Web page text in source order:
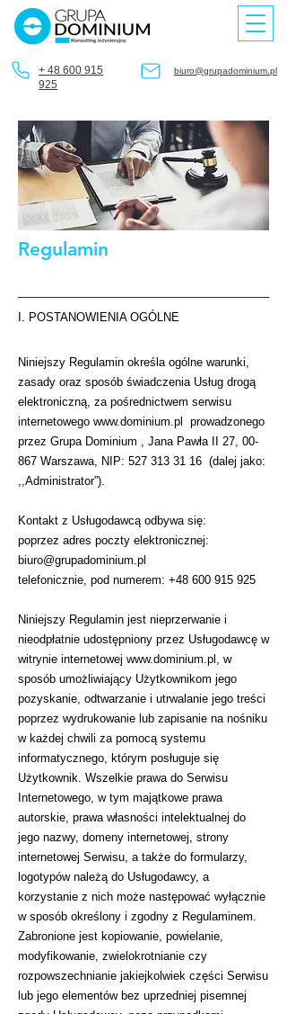
+ 48 600 915
925
biuro@grupadominium.pl
Regulamin
I. POSTANOWIENIA OGÓLNE
Niniejszy Regulamin określa ogólne warunki,
zasady oraz sposób świadczenia Usług drogą
elektroniczną, za pośrednictwem serwisu
internetowego www.dominium.pl
prowadzonego
przez Grupa Dominium , Jana Pawła II 27, 00-
867 Warszawa, NIP: 527 313 31 16 (dalej jako:
,,Administrator”).
Kontakt z Usługodawcą odbywa się:
poprzez adres poczty elektronicznej:
biuro@grupadominium.pl
telefonicznie, pod numerem: +48 600 915 925
Niniejszy Regulamin jest nieprzerwanie i
nieodpłatnie udostępniony przez Usługodawcę w
witrynie internetowej www.dominium.pl , w
sposób umożliwiający Użytkownikom jego
pozyskanie, odtwarzanie i utrwalanie jego treści
poprzez wydrukowanie lub zapisanie na nośniku
w każdej chwili za pomocą systemu
informatycznego, którym posługuje się
Użytkownik. Wszelkie prawa do Serwisu
Internetowego, w tym majątkowe prawa
autorskie, prawa własności intelektualnej do
jego nazwy, domeny internetowej, strony
internetowej Serwisu, a także do formularzy,
logotypów należą do Usługodawcy, a
korzystanie z nich może następować wyłącznie
w sposób określony i zgodny z Regulaminem.
Zabronione jest kopiowanie, powielanie,
modyfikowanie, zwielokrotnianie czy
rozpowszechnianie jakiejkolwiek części Serwisu
lub jego elementów bez uprzedniej pisemnej